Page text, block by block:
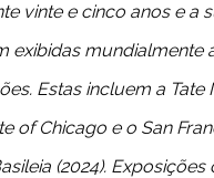
vinte e cinco anos e a
exibidas
Estas incluem a
of Chicago e o San
(2024).